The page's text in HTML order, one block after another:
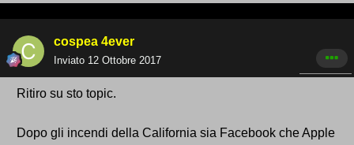
cospea 4ever
Inviato 12 Ottobre 2017
Ritiro su sto topic.
Dopo gli incendi della California sia Facebook che Apple